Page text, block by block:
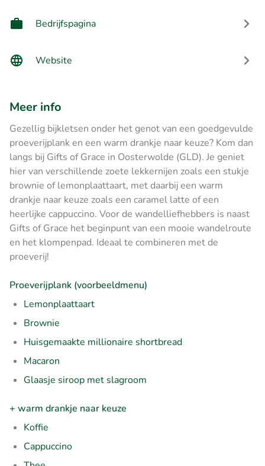
Bedrijfspagina
Website
Meer info
Gezellig bijkletsen onder het genot van een goedgevulde
proeverijplank en een warm drankje naar keuze? Kom dan
langs bij Gifts of Grace in Oosterwolde (GLD). Je geniet
hier van verschillende zoete lekkernijen zoals een stukje
brownie of lemonplaattaart, met daarbij een warm
drankje naar keuze zoals een caramel latte of een
heerlijke cappuccino. Voor de wandelliefhebbers is naast
Gifts of Grace het beginpunt van een mooie wandelroute
en het klompenpad. Ideaal te combineren met de
proeverij!
Proeverijplank (voorbeeldmenu)
Lemonplaattaart
Brownie
Huisgemaakte millionaire shortbread
Macaron
Glaasje siroop met slagroom
+ warm drankje naar keuze
Koffie
Cappuccino